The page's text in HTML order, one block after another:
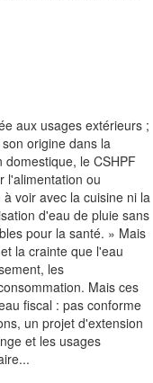
aux usages extérieurs ;
origine dans la
le CSHPF
l'alimentation ou
voir avec la cuisine ni la
d'eau de pluie sans
pour la santé. » Mais
la crainte que l'eau
les
Mais ces
fiscal : pas conforme
un projet d'extension
et les usages